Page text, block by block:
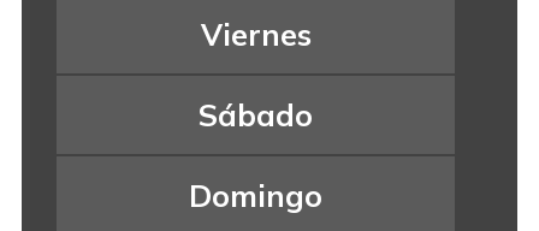
Viernes
Sábado
Domingo